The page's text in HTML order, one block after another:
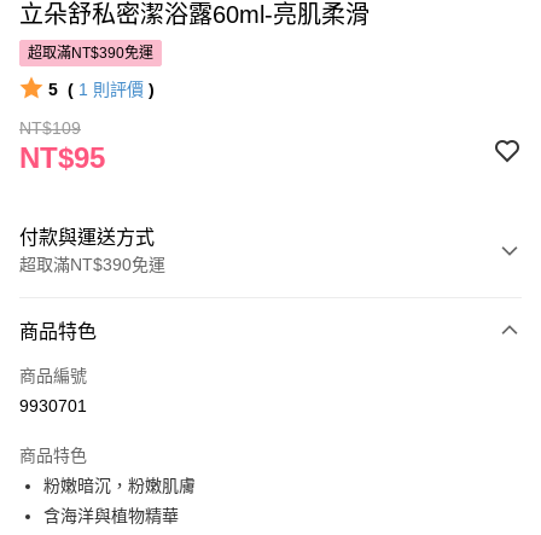
立朵舒私密潔浴露60ml-亮肌柔滑
超取滿NT$390免運
5 ( 1 則評價 )
NT$109
NT$95
付款與運送方式
超取滿NT$390免運
POYA支付
信用卡一次付款
LINE Pay
Apple Pay
商品特色
商品編號
9930701
商品特色
粉嫩暗沉，粉嫩肌膚
含海洋與植物精華